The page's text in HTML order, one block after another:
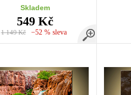
Skladem
549 Kč
1 149 Kč −52 % sleva